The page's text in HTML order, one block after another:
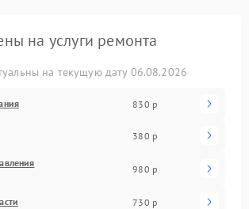
на услуги ремонта
на текущую дату 06.08.2026
830 р
380 р
980 р
730 р